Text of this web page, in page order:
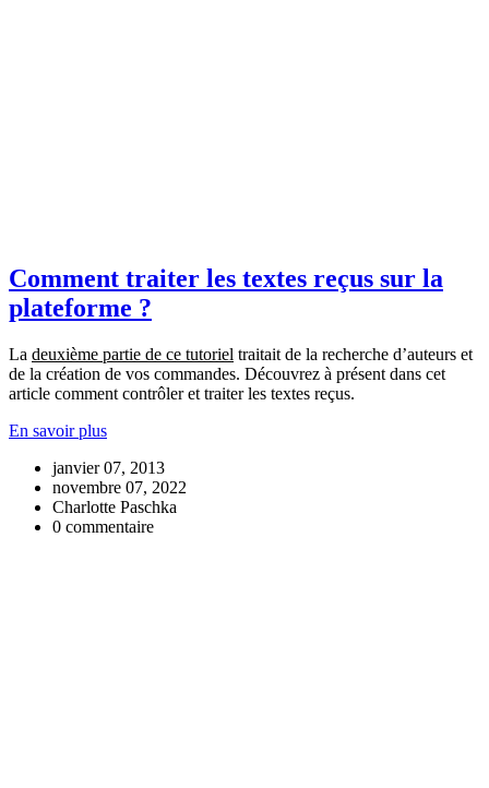
Comment traiter les textes reçus sur la
plateforme ?
La deuxième partie de ce tutoriel traitait de la recherche d’auteurs et
de la création de vos commandes. Découvrez à présent dans cet
article comment contrôler et traiter les textes reçus.
En savoir plus
janvier 07, 2013
novembre 07, 2022
Charlotte Paschka
0 commentaire